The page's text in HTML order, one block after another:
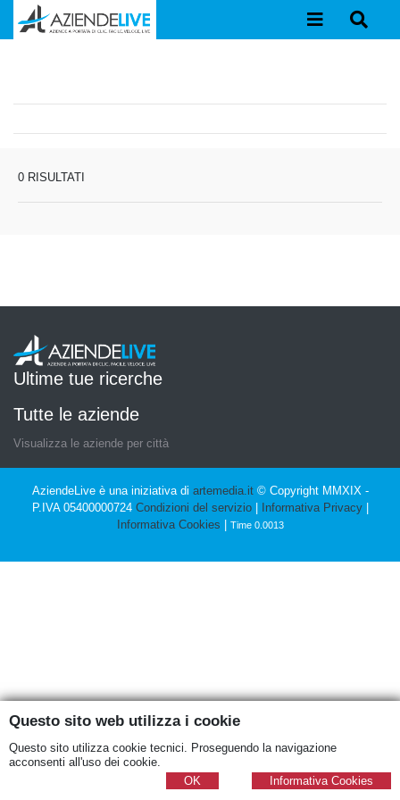
0 RISULTATI
Ultime tue ricerche
Tutte le aziende
Visualizza le aziende per città
AziendeLive è una iniziativa di artemedia.it© Copyright MMXIX -
P.IVA 05400000724 Condizioni del servizio| Informativa Privacy|
Informativa Cookies | Time 0.0013
Questo sito web utilizza i cookie
Questo sito utilizza cookie tecnici. Proseguendo la navigazione
acconsenti all'uso dei cookie.
Informativa Cookies
OK